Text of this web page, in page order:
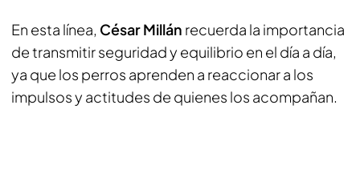
En esta línea, César Millán recuerda la importancia
de transmitir seguridad y equilibrio en el día a día,
ya que los perros aprenden a reaccionar a los
impulsos y actitudes de quienes los acompañan.